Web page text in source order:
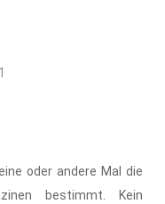
oder andere Mal die
bestimmt. Kein